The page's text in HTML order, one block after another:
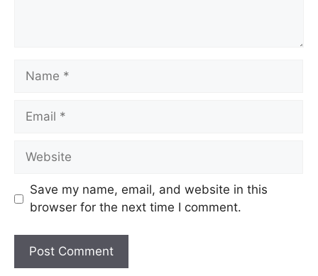
Save my name, email, and website in this
browser for the next time I comment.